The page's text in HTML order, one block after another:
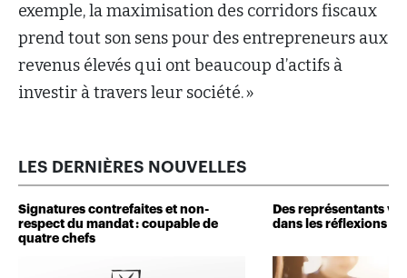
exemple, la maximisation des corridors fiscaux
prend tout son sens pour des entrepreneurs aux
revenus élevés qui ont beaucoup d’actifs à
investir à travers leur société. »
LES DERNIÈRES NOUVELLES
Signatures contrefaites et non-
respect du mandat : coupable de
quatre chefs
Des représentants
dans les réflexions de